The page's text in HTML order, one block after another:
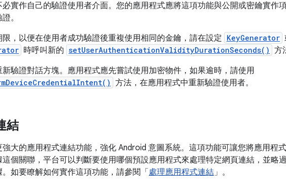
實作自己的驗證使用者介面。您的應用程式應將這項功能與公開或密鑰實作
。
，以便在使用者成功驗證後重複使用相同的金鑰，請在設定 KeyGenerator
時呼叫新的 setUserAuthenticationValidityDurationSeconds() 方
驗證對話方塊。應用程式應先嘗試使用加密物件，如果逾時，請使用
方法，在應用程式中重新驗證使用者。
結
大的應用程式連結功能，強化 Android 意圖系統。這項功能可讓您將應用程
個關聯，平台可以判斷要使用哪個預設應用程式來處理特定網頁連結，並略
如要瞭解如何實作這項功能，請參閱「 處理應用程式連結」。